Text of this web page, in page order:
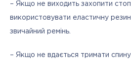
– Якщо не виходить захопити
використовувати еластичну
звичайний ремінь.
– Якщо не вдається тримати спину